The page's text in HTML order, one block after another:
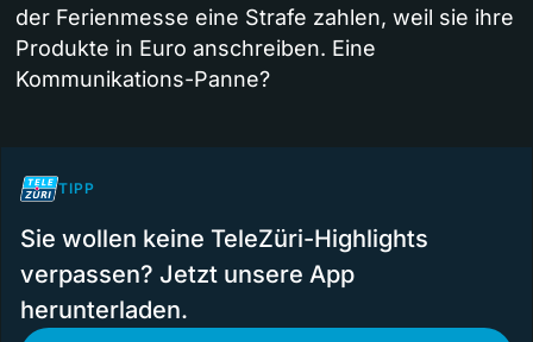
der Ferienmesse eine Strafe zahlen, weil sie ihre
Produkte in Euro anschreiben. Eine
Kommunikations-Panne?
TIPP
Sie wollen keine TeleZüri-Highlights
verpassen? Jetzt unsere App
herunterladen.